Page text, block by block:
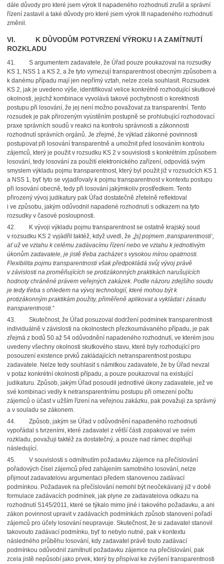
dále důvody pro které jsem výrok II napadeného rozhodnutí zrušil a správní
řízení zastavil a také důvody pro které jsem výrok III napadeného rozhodnutí
změnil.
VI. K DŮVODŮM POTVRZENÍ VÝROKU I A ZAMÍTNUTÍ
ROZKLADU
41.
S argumentem zadavatele, že Úřad pouze poukazoval na rozsudky
KS 1, NSS 1 a KS 2, a že tyto vymezují transparentnost obecným způsobem a
k danému případu mají jen nepřímý vztah, nelze zcela souhlasit. Rozsudek
KS 2, jak je uvedeno výše, identifikoval velice konkrétně rozhodující skutkové
okolnosti, jejichž kombinace vyvolává takové pochybnosti o korektnosti
postupu při losování, že jej není možno považovat za transparentní. Tento
rozsudek je pak přirozeným vyústěním postupně se prohlubující rozhodovací
praxe správních soudů v reakci na kontrolu správnosti a zákonnosti
rozhodnutí správních orgánů. Je zřejmé, že výklad zákonné povinnosti
postupovat při losování transparentně a umožnit před losováním kontrolu
zájemců, který je použit v rozsudku KS 2 v souvislosti s konkrétním způsobem
losování, tedy losování za použití elektronického zařízení, odpovídá svým
smyslem výkladu pojmu transparentnost, který byl použit již v rozsudcích KS 1
a NSS 1, byť tyto se vyjadřovaly k pojmu transparentnost v kontextu postupu
při losování obecně, tedy při losování jakýmkoliv prostředkem. Tento
přirozený vývoj judikatury pak Úřad dostatečně zřetelně reflektoval
i ve způsobu, jakým odůvodnil napadené rozhodnutí s odkazem na tyto
rozsudky v časové posloupnosti.
42.
K vývoji výkladu pojmu transparentnost se ostatně krajský soud
v rozsudku KS 2 vyjádřil taktéž, když uvedl, že „[s] pojmem ‚transparentnosti‘,
ať už ve vztahu k celému zadávacímu řízení nebo ve vztahu k jednotlivým
úkonům zadavatele, je jistě třeba zacházet s vysokou mírou opatrnosti.
Flexibilita pojmu transparentnosti však předpokládá svůj vývoj právě
v závislosti na proměňujících se protizákonných praktikách narušujících
hodnoty chráněné právem veřejných zakázek. Podle názoru zdejšího soudu
je tedy třeba s ohledem na vývoj technologií, které mohou být k
protizákonným praktikám použity, přiměřeně aplikovat a vykládat i zásadu
transparentnosti.“
43.
Skutečnost, že Úřad posuzoval dodržení podmínek transparentnosti
individuálně v závislosti na okolnostech přezkoumávaného případu, je pak
zřejmá z bodů 50 až 54 odůvodnění napadeného rozhodnutí, ve kterém jsou
uvedeny všechny okolnosti skutkového stavu, které byly rozhodující pro
posouzení existence prvků zakládajících netransparentnost postupu
zadavatele. Nelze tedy souhlasit s námitkou zadavatele, že by Úřad nevzal
v potaz konkrétní okolnosti případu, a pouze poukazoval na existující
judikaturu. Způsob, jakým Úřad posoudil jednotlivé úkony zadavatele, jež ve
své kombinaci vedly k netransparentnímu postupu při omezení počtu
zájemců o účast v užším řízení na veřejnou zakázku, pak považuji za správný
a v souladu se zákonem.
44.
Způsob, jakým se Úřad v odůvodnění napadeného rozhodnutí
vypořádal s tvrzeními, které zadavatel z větší části zopakoval ve svém
rozkladu, považuji taktéž za dostatečný, a pouze nad rámec doplňuji
následující.
45.
V souvislosti s odmítnutím požadavku zájemce na přečíslování
pořadových čísel zájemců před zahájením samotného losování, nelze
přijmout zadavatelovu argumentaci předem stanovenou zadávací
podmínkou. Požadavek na přečíslování nemohl být neočekávaný již v době
formulace zadávacích podmínek, jak plyne ze zadavatelova odkazu na
rozhodnutí S145/2011, které se týkalo mimo jiné i takového požadavku, a ani
zákon povinnost upravit v zadávacích podmínkách způsob stanovení pořadí
zájemců pro účely losování neupravuje. Skutečnost, že si zadavatel stanovil
takovouto zadávací podmínku, byť to nebylo nutné, pak v kontextu
následného průběhu losování, kdy zadavatel právě touto zadávací
podmínkou odůvodnil zamítnutí požadavku zájemce na přečíslování, pak
zcela jistě nepůsobí jako prvek, který by přispíval ke zvýšení transparentnosti